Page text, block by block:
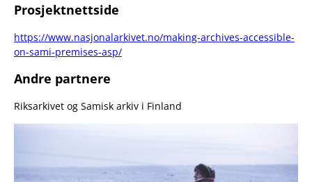
Prosjektnettside
https://www.nasjonalarkivet.no/making-archives-accessible-
on-sami-premises-asp/
Andre partnere
Riksarkivet og Samisk arkiv i Finland